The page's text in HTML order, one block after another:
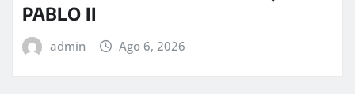
PABLO II
admin Ago 6, 2026